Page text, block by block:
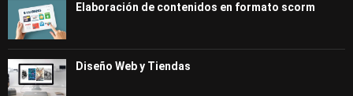
Elaboración de contenidos en formato scorm
Diseño Web y Tiendas